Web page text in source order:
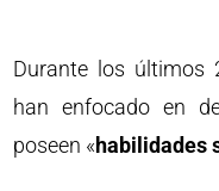
Durante los últimos
han enfocado en
poseen «habilidades